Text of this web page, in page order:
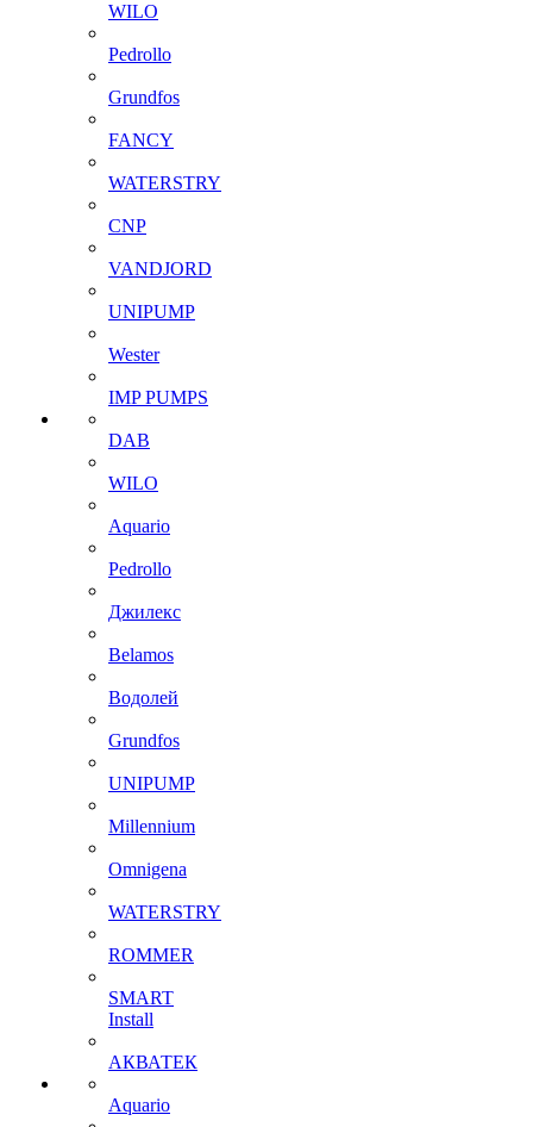
WILO
Pedrollo
Grundfos
FANCY
WATERSTRY
CNP
VANDJORD
UNIPUMP
Wester
IMP PUMPS
DAB
WILO
Aquario
Pedrollo
Джилекс
Belamos
Водолей
Grundfos
UNIPUMP
Millennium
Omnigena
WATERSTRY
ROMMER
SMART
Install
АКВАТЕК
Aquario